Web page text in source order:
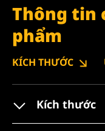
Thông tin
phẩm
KÍCH THƯỚC
Kích thước